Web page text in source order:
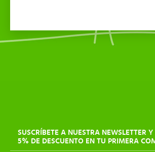
SUSCRÍBETE A NUESTRA NEWSLETTER
5% DE DESCUENTO EN TU PRIMERA